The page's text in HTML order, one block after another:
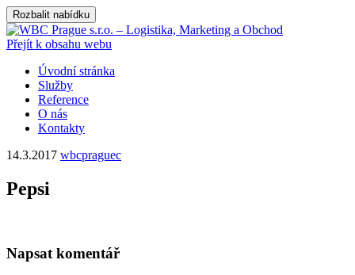
Rozbalit nabídku
Přejít k obsahu webu
Úvodní stránka
Služby
Reference
O nás
Kontakty
14.3.2017 wbcpraguec
Pepsi
Napsat komentář